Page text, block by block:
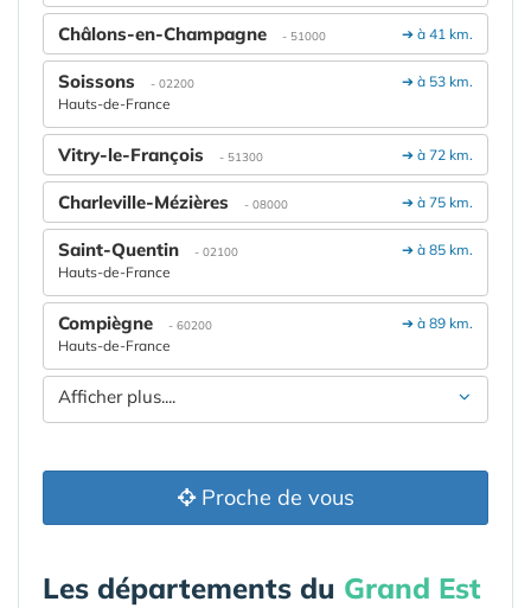
➔ à 41 km.
Châlons-en-Champagne - 51000
➔ à 53 km.
Soissons - 02200
Hauts-de-France
➔ à 72 km.
Vitry-le-François - 51300
➔ à 75 km.
Charleville-Mézières - 08000
➔ à 85 km.
Saint-Quentin - 02100
Hauts-de-France
➔ à 89 km.
Compiègne - 60200
Hauts-de-France
Afficher plus....
Proche de vous
Les départements du Grand Est